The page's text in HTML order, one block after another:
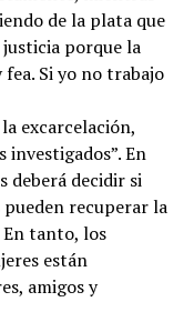
de la plata que
justicia porque la
fea. Si yo no trabajo
excarcelación,
investigados”. En
deberá decidir si
pueden recuperar la
tanto, los
están
amigos y